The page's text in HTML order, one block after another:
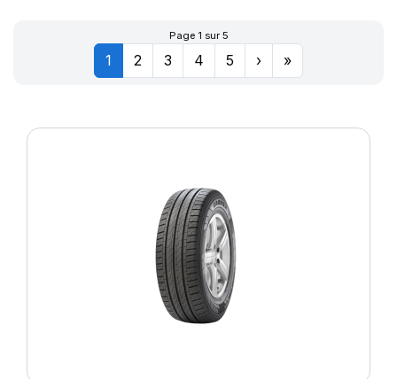
Page 1 sur 5
1 2 3 4 5 › »